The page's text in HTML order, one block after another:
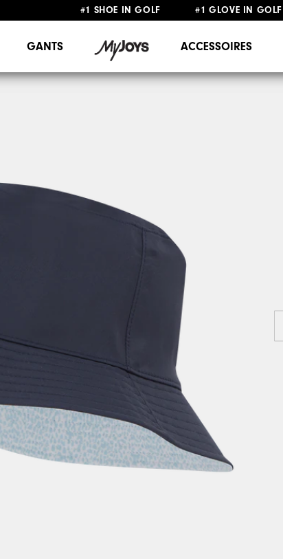
#1 SHOE IN GOLF #1 GLOVE IN GOLF
GANTS ACCESSOIRES